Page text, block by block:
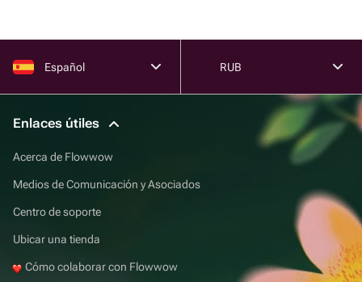
Español RUB
Enlaces útiles
Acerca de Flowwow
Medios de Comunicación y Asociados
Centro de soporte
Ubicar una tienda
Cómo colaborar con Flowwow